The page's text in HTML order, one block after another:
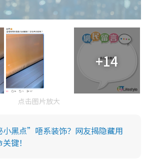
+14
点击图片放大
黑点”唔系装饰？网友揭隐藏用
键！